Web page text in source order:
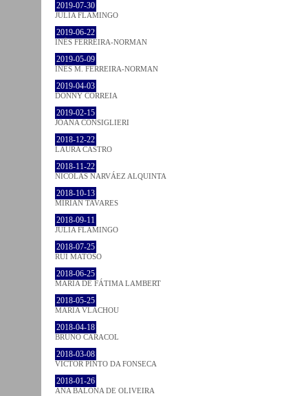
2019-07-30
JULIA FLAMINGO
2019-06-22
INÊS FERREIRA-NORMAN
2019-05-09
INÊS M. FERREIRA-NORMAN
2019-04-03
DONNY CORREIA
2019-02-15
JOANA CONSIGLIERI
2018-12-22
LAURA CASTRO
2018-11-22
NICOLÁS NARVÁEZ ALQUINTA
2018-10-13
MIRIAN TAVARES
2018-09-11
JULIA FLAMINGO
2018-07-25
RUI MATOSO
2018-06-25
MARIA DE FÁTIMA LAMBERT
2018-05-25
MARIA VLACHOU
2018-04-18
BRUNO CARACOL
2018-03-08
VICTOR PINTO DA FONSECA
2018-01-26
ANA BALONA DE OLIVEIRA